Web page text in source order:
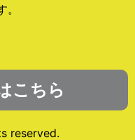
こちら
reserved.